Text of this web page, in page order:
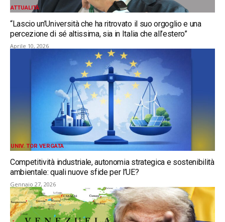
ATTUALITÀ
“Lascio un’Università che ha ritrovato il suo orgoglio e una
percezione di sé altissima, sia in Italia che all’estero”
Aprile 10, 2026
UNIV. TOR VERGATA
Competitività industriale, autonomia strategica e sostenibilità
ambientale: quali nuove sfide per l’UE?
Gennaio 27, 2026